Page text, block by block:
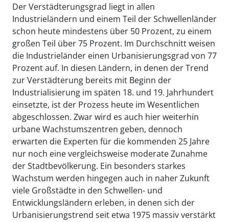
Der Verstädterungsgrad liegt in allen
Industrieländern und einem Teil der Schwellenländer
schon heute mindestens über 50 Prozent, zu einem
großen Teil über 75 Prozent. Im Durchschnitt weisen
die Industrieländer einen Urbanisierungsgrad von 77
Prozent auf. In diesen Ländern, in denen der Trend
zur Verstädterung bereits mit Beginn der
Industrialisierung im späten 18. und 19. Jahrhundert
einsetzte, ist der Prozess heute im Wesentlichen
abgeschlossen. Zwar wird es auch hier weiterhin
urbane Wachstumszentren geben, dennoch
erwarten die Experten für die kommenden 25 Jahre
nur noch eine vergleichsweise moderate Zunahme
der Stadtbevölkerung. Ein besonders starkes
Wachstum werden hingegen auch in naher Zukunft
viele Großstädte in den Schwellen- und
Entwicklungsländern erleben, in denen sich der
Urbanisierungstrend seit etwa 1975 massiv verstärkt